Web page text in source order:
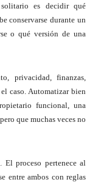
es decidir qué
conservarse durante un
o qué versión de una
privacidad, finanzas,
caso. Automatizar bien
funcional, una
que muchas veces no
El proceso pertenece al
entre ambos con reglas